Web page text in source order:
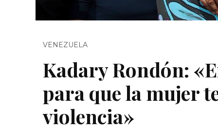
VENEZUELA
Kadary Rondón:
para que la mujer
violencia»